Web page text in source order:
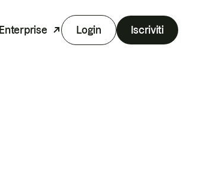
Enterprise Login Iscriviti